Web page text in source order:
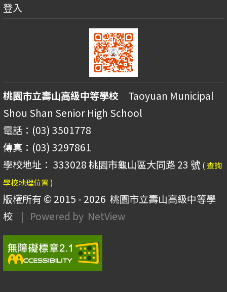
登入
桃園市立壽山高級中等學校 Taoyuan Municipal
Shou Shan Senior High School
電話：(03) 3501778
傳真：(03) 3297861
學校地址： 333028 桃園市龜山區大同路 23 號 ( 查詢
學校地理位置 )
版權所有 © 2015 - 2026 桃園市立壽山高級中等學
校
| Powered by NetView